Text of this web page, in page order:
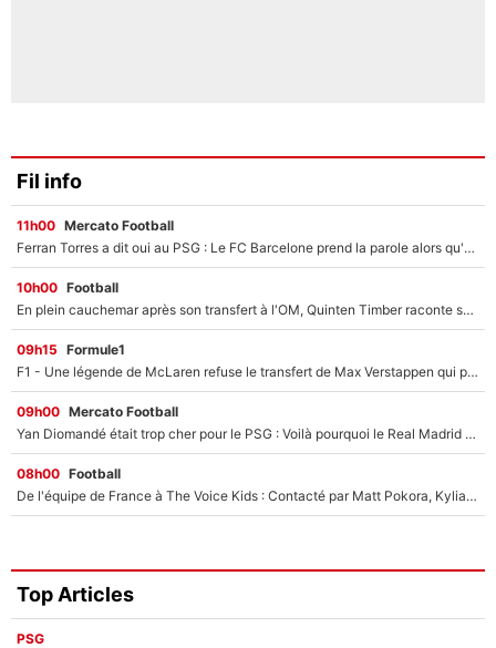
Fil info
11h00 Mercato Football
Ferran Torres a dit oui au PSG : Le FC Barcelone prend la parole alors qu'un transfert de l'attaquant espagnol prend forme
10h00 Football
En plein cauchemar après son transfert à l'OM, Quinten Timber raconte ses doutes après sa signature à Marseille
09h15 Formule1
F1 - Une légende de McLaren refuse le transfert de Max Verstappen qui pourrait «faire des vagues» et plomber l'ambiance dans l'équipe
09h00 Mercato Football
Yan Diomandé était trop cher pour le PSG : Voilà pourquoi le Real Madrid a accepté de payer la somme record de 140M€ pour boucler son transfert !
08h00 Football
De l'équipe de France à The Voice Kids : Contacté par Matt Pokora, Kylian Mbappé a accepté de jouer un rôle inédit sur TF1 !
Top Articles
PSG